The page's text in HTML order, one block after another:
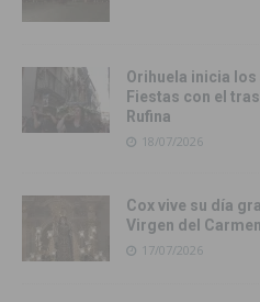
Orihuela inicia
Fiestas con el
Rufina
18/07/2026
Cox vive su día
Virgen del Carmen
17/07/2026